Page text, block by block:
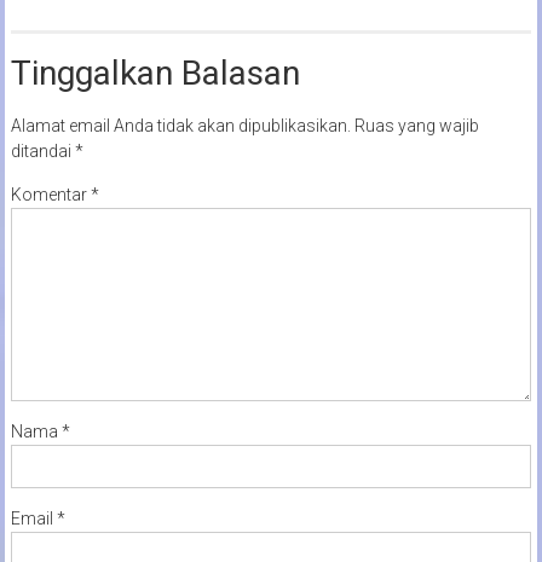
Tinggalkan Balasan
Alamat email Anda tidak akan dipublikasikan. Ruas yang wajib
ditandai *
Komentar*
Nama *
Email *